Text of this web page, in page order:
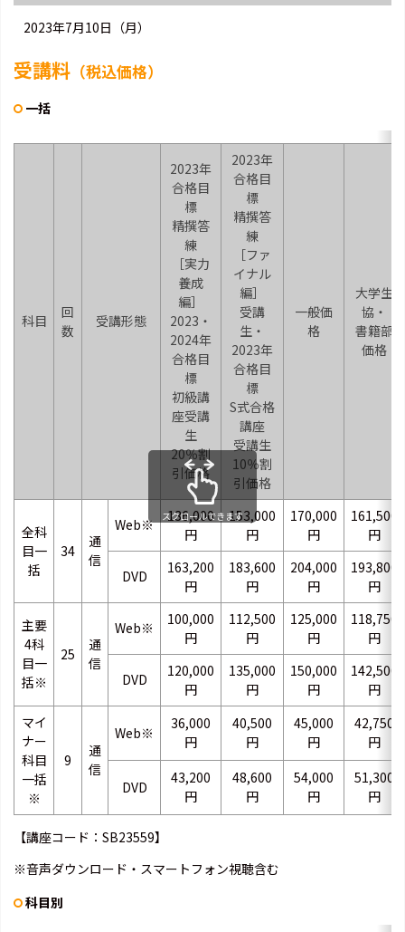
2023年7月10日（月）
受講料 （税込価格）
一括
科目
回
数
受講形態
2023年
合格目
標
精撰答
練
［実力
養成
編］
2023・
2024年
合格目
標
初級講
座受講
生
20％割
引価格
2023年
合格目
標
精撰答
練
［ファ
イナル
編］
受講
生・
2023年
合格目
標
S式合格
講座
受講生
10％割
引価格
一般価
格
大学生
協・
書籍部
価格
全科
目一
括
34
通
信
Web※
136,000
円
153,000
円
170,000
円
161,500
円
DVD
163,200
円
183,600
円
204,000
円
193,800
円
主要
4科
目一
括※
25
通
信
Web※
100,000
円
112,500
円
125,000
円
118,750
円
DVD
120,000
円
135,000
円
150,000
円
142,500
円
マイ
ナー
科目
一括
※
9
通
信
Web※
36,000
円
40,500
円
45,000
円
42,750
円
DVD
43,200
円
48,600
円
54,000
円
51,300
円
スクロールできます
【講座コード：SB23559】
※音声ダウンロード・スマートフォン視聴含む
科目別